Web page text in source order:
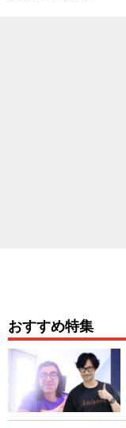
おすすめ特集